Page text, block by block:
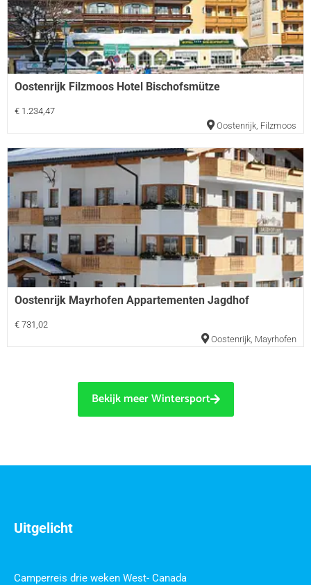
Oostenrijk Filzmoos Hotel Bischofsmütze
€ 1.234,47
Oostenrijk, Filzmoos
Oostenrijk Mayrhofen Appartementen Jagdhof
€ 731,02
Oostenrijk, Mayrhofen
Bekijk meer Wintersport
Uitgelicht
Camperreis drie weken West- Canada